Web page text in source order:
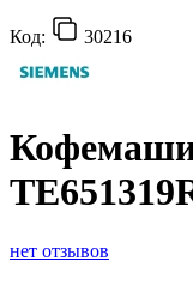
Код: 30216
нет отзывов